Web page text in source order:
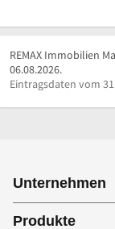
REMAX Immobilien
06.08.2026.
Eintragsdaten vom
Unternehmen
Produkte